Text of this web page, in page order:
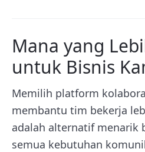
Mana yang
untuk Bisnis
Memilih platform
membantu tim bekerja
adalah alternatif menarik
semua kebutuhan